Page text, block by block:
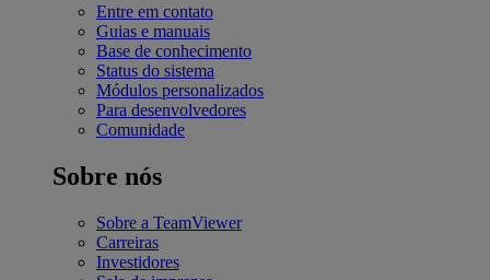
Entre em contato
Guias e manuais
Base de conhecimento
Status do sistema
Módulos personalizados
Para desenvolvedores
Comunidade
Sobre nós
Sobre a TeamViewer
Carreiras
Investidores